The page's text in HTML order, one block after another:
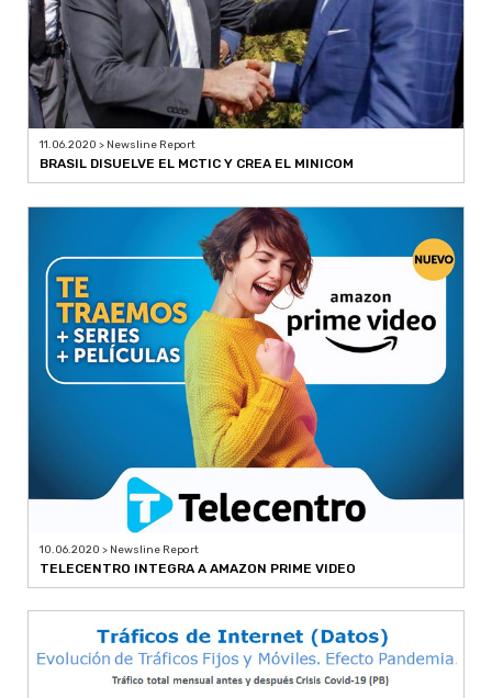
11.06.2020 > Newsline Report
BRASIL DISUELVE EL MCTIC Y CREA EL MINICOM
10.06.2020 > Newsline Report
TELECENTRO INTEGRA A AMAZON PRIME VIDEO